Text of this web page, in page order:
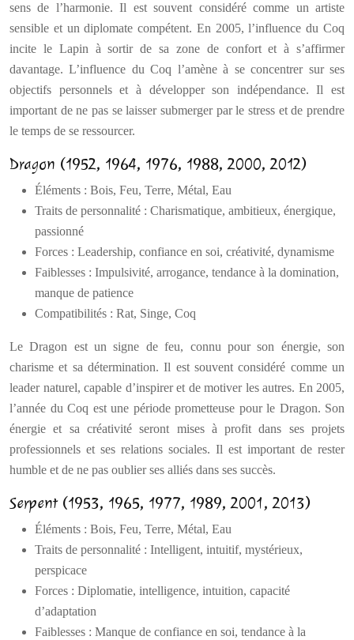
sens de l’harmonie. Il est souvent considéré comme un artiste
sensible et un diplomate compétent. En 2005, l’influence du Coq
incite le Lapin à sortir de sa zone de confort et à s’affirmer
davantage. L’influence du Coq l’amène à se concentrer sur ses
objectifs personnels et à développer son indépendance. Il est
important de ne pas se laisser submerger par le stress et de prendre
le temps de se ressourcer.
Dragon (1952, 1964, 1976, 1988, 2000, 2012)
Éléments : Bois, Feu, Terre, Métal, Eau
Traits de personnalité : Charismatique, ambitieux, énergique,
passionné
Forces : Leadership, confiance en soi, créativité, dynamisme
Faiblesses : Impulsivité, arrogance, tendance à la domination,
manque de patience
Compatibilités : Rat, Singe, Coq
Le Dragon est un signe de feu, connu pour son énergie, son
charisme et sa détermination. Il est souvent considéré comme un
leader naturel, capable d’inspirer et de motiver les autres. En 2005,
l’année du Coq est une période prometteuse pour le Dragon. Son
énergie et sa créativité seront mises à profit dans ses projets
professionnels et ses relations sociales. Il est important de rester
humble et de ne pas oublier ses alliés dans ses succès.
Serpent (1953, 1965, 1977, 1989, 2001, 2013)
Éléments : Bois, Feu, Terre, Métal, Eau
Traits de personnalité : Intelligent, intuitif, mystérieux,
perspicace
Forces : Diplomatie, intelligence, intuition, capacité
d’adaptation
Faiblesses : Manque de confiance en soi, tendance à la